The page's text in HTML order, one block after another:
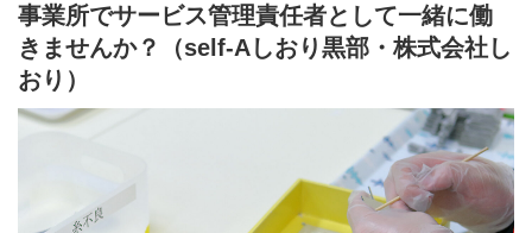
利用者さんの日々の訓練をサポートする支援員を募集していま
す。
■業務内容
・利用者様の直接支援および指導
・施設外作業の同行
・その他支援記録作成 など
事業所でサービス管理責任者として一緒に働
きませんか？（self-Aしおり黒部・株式会社し
おり）